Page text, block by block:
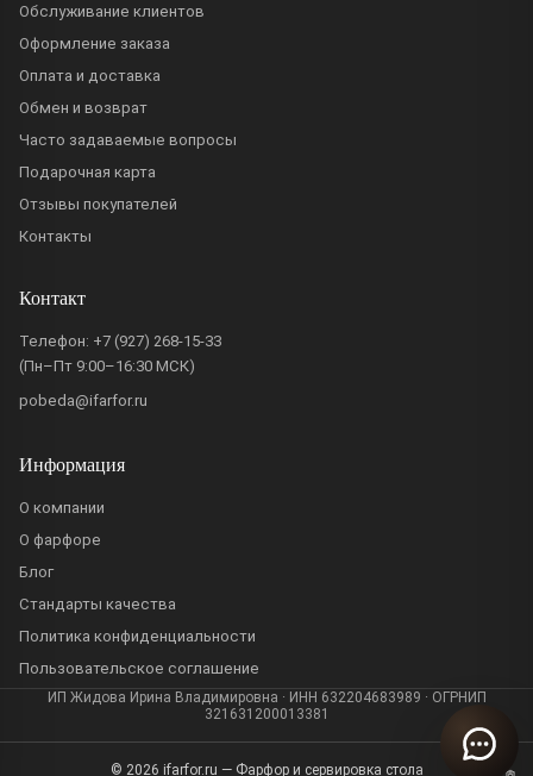
Обслуживание клиентов
Оформление заказа
Оплата и доставка
Обмен и возврат
Часто задаваемые вопросы
Подарочная карта
Отзывы покупателей
Контакты
Контакт
Телефон: +7 (927) 268-15-33
(Пн–Пт 9:00–16:30 МСК)
pobeda@ifarfor.ru
Информация
О компании
О фарфоре
Блог
Стандарты качества
Политика конфиденциальности
Пользовательское соглашение
ИП Жидова Ирина Владимировна · ИНН 632204683989 · ОГРНИП
321631200013381
© 2026 ifarfor.ru — Фарфор и сервировка стола